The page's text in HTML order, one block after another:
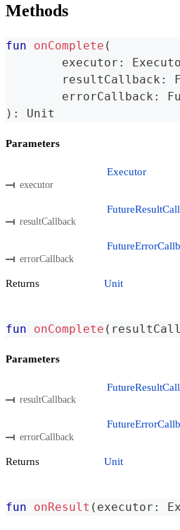
Methods
fun onComplete (
	executor
:
	resultCallback
:
	errorCallback
:
) : Unit
Parameters
executor
Executor
resultCallback
errorCallback
Returns Unit
fun onComplete (
Parameters
resultCallback
errorCallback
Returns Unit
fun onResult ( executor :